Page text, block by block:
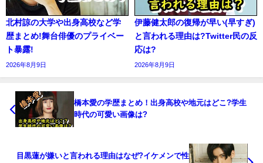
北村諒の大学や出身高校など学
歴まとめ!舞台俳優のプライベー
ト暴露!
2026年8月9日
伊藤健太郎の復帰が早い(早すぎ)
と言われる理由は?Twitter民の反
応は?
2026年8月9日
橋本愛の学歴まとめ！出身高校や地元はどこ?学生
時代の可愛い画像は?
目黒蓮が嫌いと言われる理由はなぜ?イケメンで性